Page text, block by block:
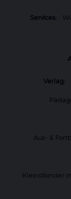
Services:
Verlag:
Aus- &
Kleinstkinder